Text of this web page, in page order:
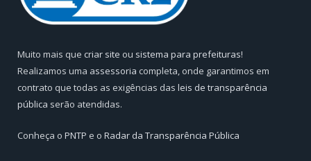
Muito mais que criar site ou sistema para prefeituras!
Realizamos uma assessoria completa, onde garantimos em
contrato que todas as exigências das leis de transparência
pública serão atendidas.
Conheça o PNTP e o Radar da Transparência Pública